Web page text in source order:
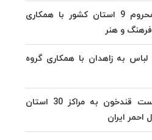
ارسال کفش برای کودکان محروم 9 استان کشور با همکاری
و هنر
به زاهدان با همکاری گروه
ارسال سوزن دستگاه‌های تست قندخون به مراکز 30 استان
ایران